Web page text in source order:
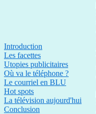
Introduction
Les facettes
Utopies publicitaires
Où va le téléphone ?
Le courriel en BLU
Hot spots
La télévision aujourd'hui
Conclusion